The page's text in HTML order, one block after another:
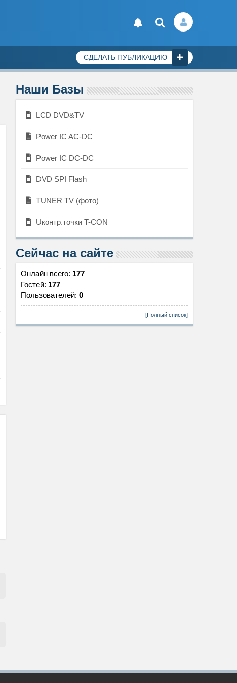
СДЕЛАТЬ ПУБЛИКАЦИЮ
Наши Базы
LCD DVD&TV
Power IC AC-DC
Power IC DC-DC
DVD SPI Flash
TUNER TV (фото)
Uконтр.точки T-CON
Сейчас на сайте
Онлайн всего: 177
Гостей: 177
Пользователей: 0
[Полный список]